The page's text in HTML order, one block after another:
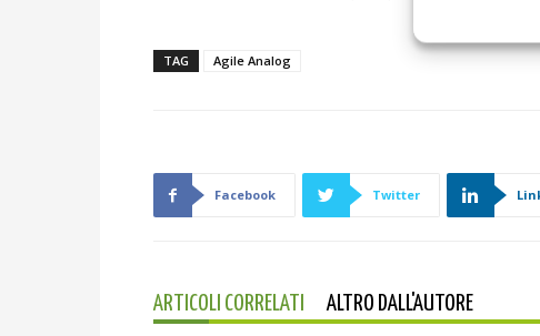
TAG Agile Analog
Facebook Twitter
ARTICOLI CORRELATI ALTRO DALL'AUTORE